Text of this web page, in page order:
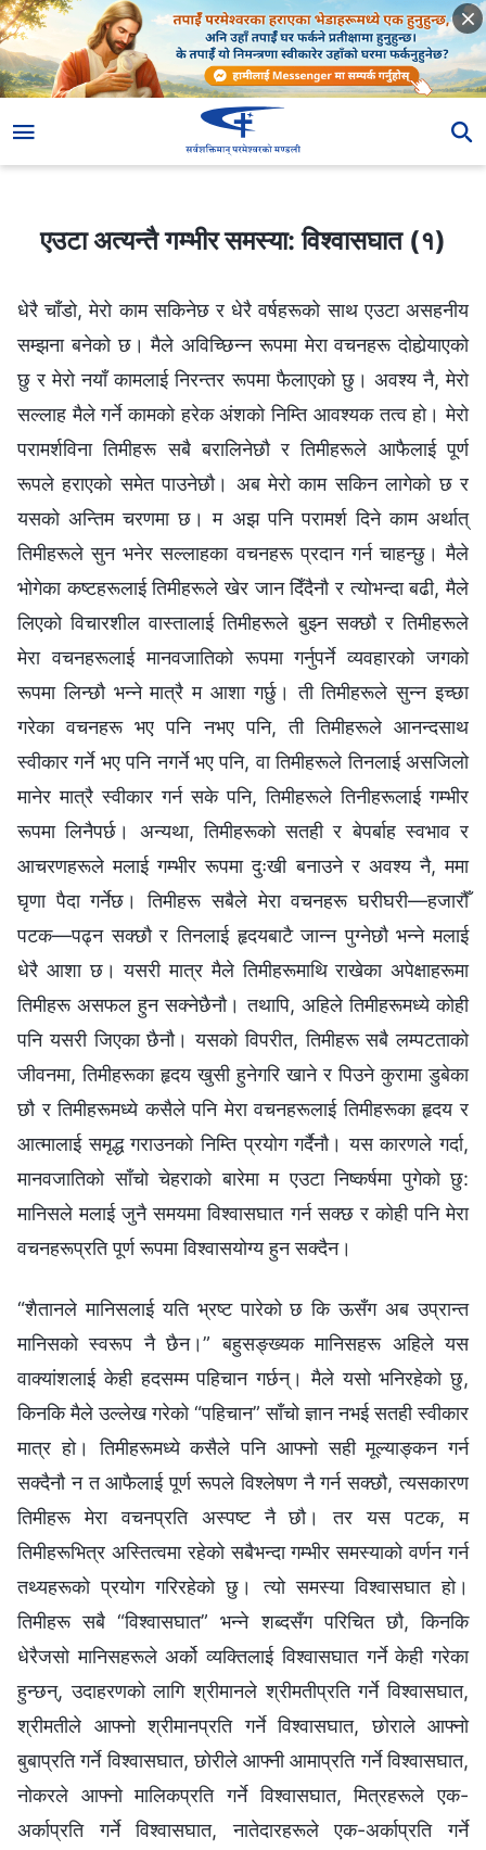
एउटा अत्यन्तै गम्भीर समस्या: विश्‍वासघात (१)
एउटा अत्यन्तै गम्भीर समस्या: विश्‍वासघात (१)
धेरै चाँडो, मेरो काम सकिनेछ र धेरै वर्षहरूको साथ एउटा असहनीय
सम्झना बनेको छ। मैले अविच्छिन्‍न रूपमा मेरा वचनहरू दोहोर्‍याएको
छु र मेरो नयाँ कामलाई निरन्तर रूपमा फैलाएको छु। अवश्य नै, मेरो
सल्लाह मैले गर्ने कामको हरेक अंशको निम्ति आवश्यक तत्व हो। मेरो
परामर्शविना तिमीहरू सबै बरालिनेछौ र तिमीहरूले आफैलाई पूर्ण
रूपले हराएको समेत पाउनेछौ। अब मेरो काम सकिन लागेको छ र
यसको अन्तिम चरणमा छ। म अझ पनि परामर्श दिने काम अर्थात्
तिमीहरूले सुन भनेर सल्लाहका वचनहरू प्रदान गर्न चाहन्छु। मैले
भोगेका कष्टहरूलाई तिमीहरूले खेर जान दिँदैनौ र त्योभन्दा बढी, मैले
लिएको विचारशील वास्तालाई तिमीहरूले बुझ्‍न सक्छौ र तिमीहरूले
मेरा वचनहरूलाई मानवजातिको रूपमा गर्नुपर्ने व्यवहारको जगको
रूपमा लिन्छौ भन्‍ने मात्रै म आशा गर्छु। ती तिमीहरूले सुन्‍न इच्छा
गरेका वचनहरू भए पनि नभए पनि, ती तिमीहरूले आनन्दसाथ
स्वीकार गर्ने भए पनि नगर्ने भए पनि, वा तिमीहरूले तिनलाई असजिलो
मानेर मात्रै स्वीकार गर्न सके पनि, तिमीहरूले तिनीहरूलाई गम्भीर
रूपमा लिनैपर्छ। अन्यथा, तिमीहरूको सतही र बेपर्बाह स्वभाव र
आचरणहरूले मलाई गम्भीर रूपमा दुःखी बनाउने र अवश्य नै, ममा
घृणा पैदा गर्नेछ। तिमीहरू सबैले मेरा वचनहरू घरीघरी—हजारौँ
पटक—पढ्न सक्छौ र तिनलाई हृदयबाटै जान्‍न पुग्‍नेछौ भन्‍ने मलाई
धेरै आशा छ। यसरी मात्र मैले तिमीहरूमाथि राखेका अपेक्षाहरूमा
तिमीहरू असफल हुन सक्‍नेछैनौ। तथापि, अहिले तिमीहरूमध्ये कोही
पनि यसरी जिएका छैनौ। यसको विपरीत, तिमीहरू सबै लम्पटताको
जीवनमा, तिमीहरूका हृदय खुसी हुनेगरि खाने र पिउने कुरामा डुबेका
छौ र तिमीहरूमध्ये कसैले पनि मेरा वचनहरूलाई तिमीहरूका हृदय र
आत्मालाई समृद्ध गराउनको निम्ति प्रयोग गर्दैनौ। यस कारणले गर्दा,
मानवजातिको साँचो चेहराको बारेमा म एउटा निष्कर्षमा पुगेको छु:
मानिसले मलाई जुनै समयमा विश्‍वासघात गर्न सक्छ र कोही पनि मेरा
वचनहरूप्रति पूर्ण रूपमा विश्‍वासयोग्‍य हुन सक्दैन।
“शैतानले मानिसलाई यति भ्रष्ट पारेको छ कि ऊसँग अब उप्रान्त
मानिसको स्वरूप नै छैन।” बहुसङ्ख्यक मानिसहरू अहिले यस
वाक्यांशलाई केही हदसम्म पहिचान गर्छन्। मैले यसो भनिरहेको छु,
किनकि मैले उल्‍लेख गरेको “पहिचान” साँचो ज्ञान नभई सतही स्वीकार
मात्र हो। तिमीहरूमध्ये कसैले पनि आफ्नो सही मूल्याङ्कन गर्न
सक्दैनौ न त आफैलाई पूर्ण रूपले विश्‍लेषण नै गर्न सक्छौ, त्यसकारण
तिमीहरू मेरा वचनप्रति अस्पष्ट नै छौ। तर यस पटक, म
तिमीहरूभित्र अस्तित्वमा रहेको सबैभन्दा गम्भीर समस्याको वर्णन गर्न
तथ्यहरूको प्रयोग गरिरहेको छु। त्यो समस्या विश्‍वासघात हो।
तिमीहरू सबै “विश्‍वासघात” भन्‍ने शब्दसँग परिचित छौ, किनकि
धेरैजसो मानिसहरूले अर्को व्यक्तिलाई विश्‍वासघात गर्ने केही गरेका
हुन्छन्, उदाहरणको लागि श्रीमानले श्रीमतीप्रति गर्ने विश्‍वासघात,
श्रीमतीले आफ्नो श्रीमानप्रति गर्ने विश्‍वासघात, छोराले आफ्नो
बुबाप्रति गर्ने विश्‍वासघात, छोरीले आफ्नी आमाप्रति गर्ने विश्‍वासघात,
नोकरले आफ्नो मालिकप्रति गर्ने विश्‍वासघात, मित्रहरूले एक-
अर्काप्रति गर्ने विश्‍वासघात, नातेदारहरूले एक-अर्काप्रति गर्ने